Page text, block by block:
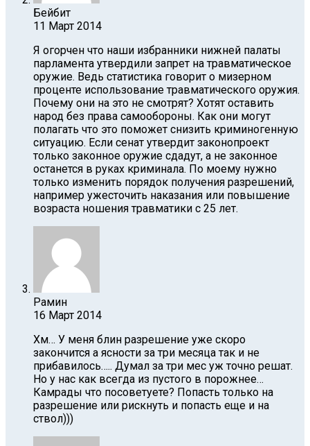
Бейбит
11 Март 2014
Я огорчен что наши избранники нижней палаты
парламента утвердили запрет на травматическое
оружие. Ведь статистика говорит о мизерном
проценте использование травматического оружия.
Почему они на это не смотрят? Хотят оставить
народ без права самообороны. Как они могут
полагать что это поможет снизить криминогенную
ситуацию. Если сенат утвердит законопроект
только законное оружие сдадут, а не законное
останется в руках криминала. По моему нужно
только изменить порядок получения разрешений,
например ужесточить наказания или повышение
возраста ношения травматики с 25 лет.
Рамин
16 Март 2014
Хм… У меня блин разрешение уже скоро
закончится а ясности за три месяца так и не
прибавилось….. Думал за три мес уж точно решат.
Но у нас как всегда из пустого в порожнее…
Камрады что посоветуете? Попасть только на
разрешение или рискнуть и попасть еще и на
ствол)))